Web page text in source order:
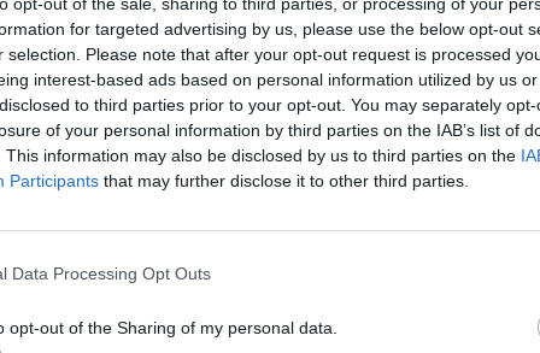
for targeted advertising by us, please use the below opt-out
selection. Please note that after your opt-out request is processed
interest-based ads based on personal information utilized by us
to third parties prior to your opt-out. You may separately
of your personal information by third parties on the IAB’s list of
This information may also be disclosed by us to third parties on the
Participants that may further disclose it to other third parties.
Data Processing Opt Outs
opt-out of the Sharing of my personal data.
γνωστή».
μπορεί να μην βοηθήσει σε
του ιστορικού» μπορεί να
στοιχείο», αναφέρει ο Michael Kerr. «Τα
επιχειρήσεων έχουν τον τρόπο να
τις 6 απαγορευτικές αναζητήσεις στο